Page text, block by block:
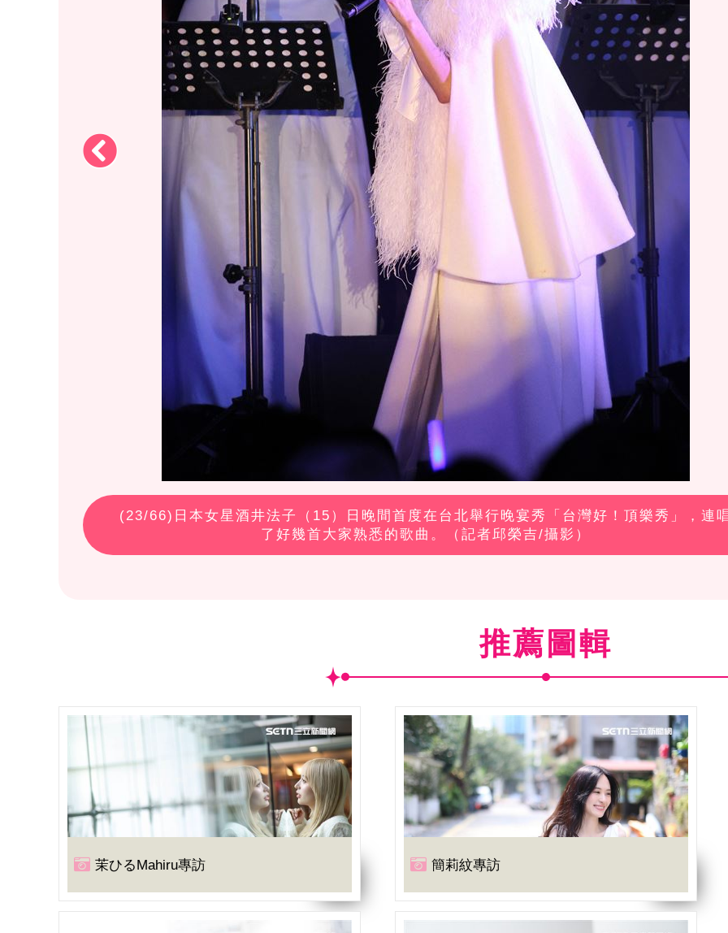
(23/66)日本女星酒井法子（15）日晚間首度在台北舉行晚宴秀「台灣好！頂樂秀」，連
了好幾首大家熟悉的歌曲。（記者邱榮吉/攝影）
推薦圖輯
茉ひるMahiru專訪 簡莉紋專訪